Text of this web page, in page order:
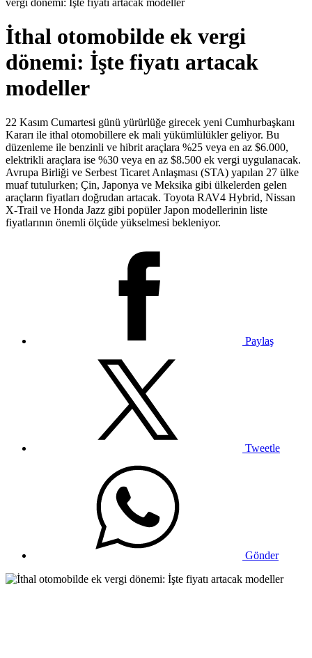
vergi dönemi: İşte fiyatı artacak modeller
İthal otomobilde ek vergi
dönemi: İşte fiyatı artacak
modeller
22 Kasım Cumartesi günü yürürlüğe girecek yeni Cumhurbaşkanı
Kararı ile ithal otomobillere ek mali yükümlülükler geliyor. Bu
düzenleme ile benzinli ve hibrit araçlara %25 veya en az $6.000,
elektrikli araçlara ise %30 veya en az $8.500 ek vergi uygulanacak.
Avrupa Birliği ve Serbest Ticaret Anlaşması (STA) yapılan 27 ülke
muaf tutulurken; Çin, Japonya ve Meksika gibi ülkelerden gelen
araçların fiyatları doğrudan artacak. Toyota RAV4 Hybrid, Nissan
X-Trail ve Honda Jazz gibi popüler Japon modellerinin liste
fiyatlarının önemli ölçüde yükselmesi bekleniyor.
Paylaş
Tweetle
Gönder